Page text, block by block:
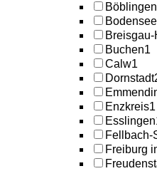
Böblingen
Buchen1
Calw1
Dornstadt
Enzkreis1
Esslingen
Fellbach-
Freiburg